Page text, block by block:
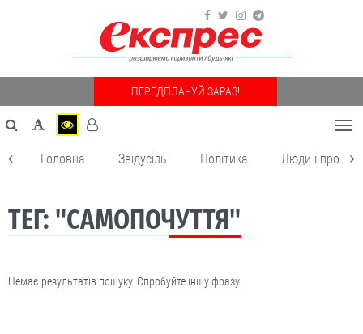
ПЕРЕДПЛАЧУЙ ЗАРАЗ!
Головна Звідусіль Політика Люди і
ТЕГ: "САМОПОЧУТТЯ"
Немає результатів пошуку. Спробуйте іншу фразу.